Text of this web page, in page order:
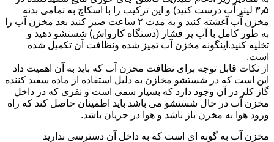
۳٫۵ لیتر آب درست کنید) و این ترکیب را با اسکاچ به تمامی بدنه
مخزن آّب آغشته کنید و به مدت ۲ ساعت صبر کنید بعد مخزن آب را
به طور کامل با آب پر فشار (دستگاه کارواش) شستشو دهید و
تخلیه کنید.اینگونه مخزن آب تمیز شده ونظافت آن تکمیل شده
است.
از نکات قابل توجه برای نظافت مخزن آب که باید به آن اهمیت داد
این است که در شستشو مخازن به دلیل استفاده از ماده سفید کننده
گاز کلر در آن وجود دارد که بسیار سمی است و نفری که در داخل
مخزن آب در حال شستشو می باشد باید اطمینان حاصل کند که راه
ورود هوا به مخزن باز باشد و هوا در جریان باشد.
مخزن آب به گونه ای است که به داخل آن دسترسی ندارید